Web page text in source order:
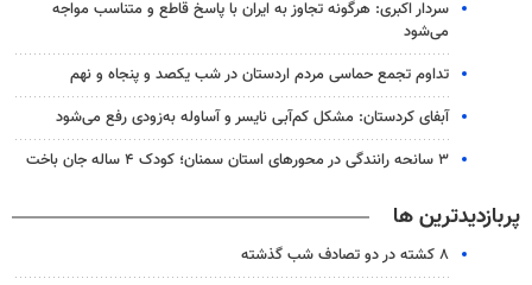
سردار اکبری: هرگونه تجاوز به ایران با پاسخ قاطع و متناسب مواجه
می‌شود
تداوم تجمع حماسی مردم اردستان در شب یکصد و پنجاه و نهم
آبفای کردستان: مشکل کم‌آبی نایسر و آساوله به‌زودی رفع می‌شود
۳ سانحه رانندگی در محورهای استان سمنان؛ کودک ۴ ساله جان باخت
پربازدیدترین ها
۸ کشته در دو تصادف شب گذشته